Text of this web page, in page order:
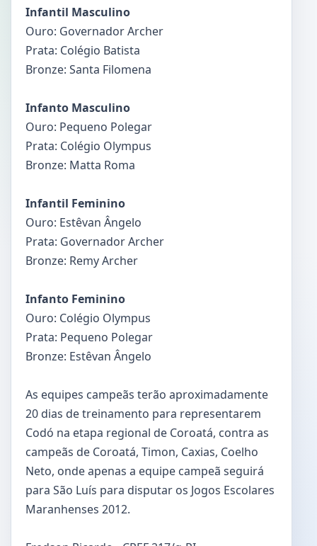
Infantil Masculino
Ouro: Governador Archer
Prata: Colégio Batista
Bronze: Santa Filomena
Infanto Masculino
Ouro: Pequeno Polegar
Prata: Colégio Olympus
Bronze: Matta Roma
Infantil Feminino
Ouro: Estêvan Ângelo
Prata: Governador Archer
Bronze: Remy Archer
Infanto Feminino
Ouro: Colégio Olympus
Prata: Pequeno Polegar
Bronze: Estêvan Ângelo
As equipes campeãs terão aproximadamente
20 dias de treinamento para representarem
Codó na etapa regional de Coroatá, contra as
campeãs de Coroatá, Timon, Caxias, Coelho
Neto, onde apenas a equipe campeã seguirá
para São Luís para disputar os Jogos Escolares
Maranhenses 2012.